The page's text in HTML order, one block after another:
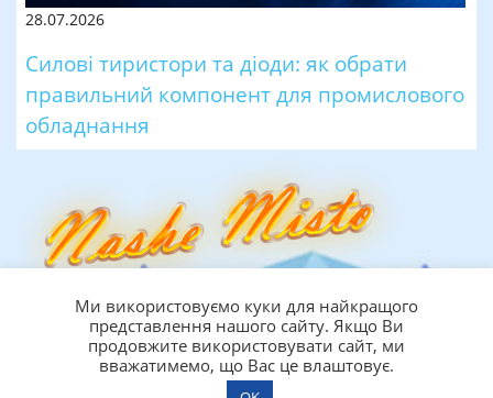
28.07.2026
Силові тиристори та діоди: як обрати
правильний компонент для промислового
обладнання
Підпишіться на нашу розсилку
Ми використовуємо куки для найкращого
представлення нашого сайту. Якщо Ви
продовжите використовувати сайт, ми
вважатимемо, що Вас це влаштовує.